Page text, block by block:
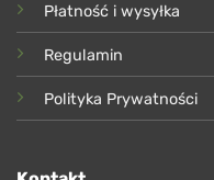
Płatność i wysyłka
Regulamin
Polityka Prywatności